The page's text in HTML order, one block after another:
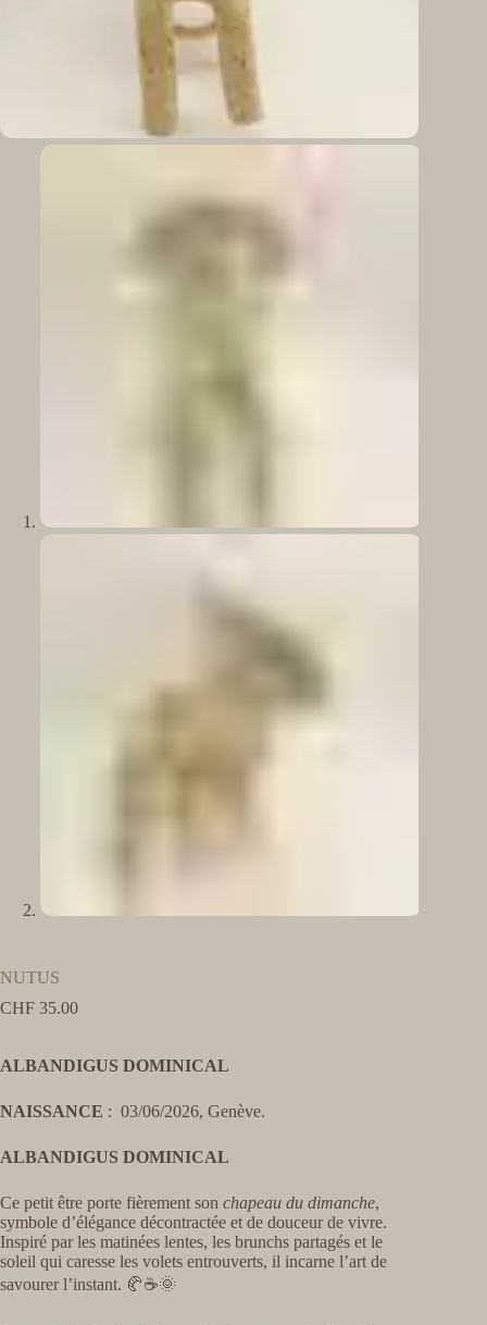
NUTUS
CHF 35.00
ALBANDIGUS DOMINICAL
NAISSANCE : 03/06/2026, Genève.
ALBANDIGUS DOMINICAL
Ce petit être porte fièrement son chapeau du dimanche,
symbole d’élégance décontractée et de douceur de vivre.
Inspiré par les matinées lentes, les brunchs partagés et le
soleil qui caresse les volets entrouverts, il incarne l’art de
savourer l’instant. 🥐☕🌞